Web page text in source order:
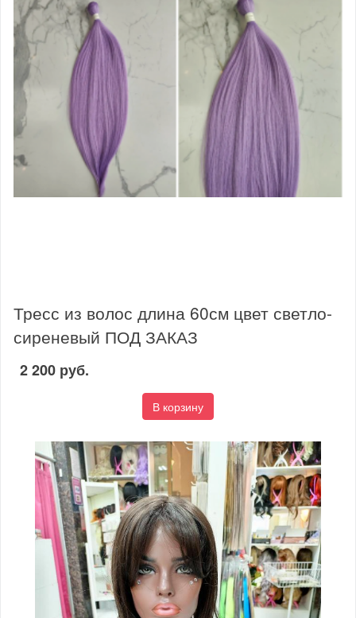
Тресс из волос длина 60см цвет светло-
сиреневый ПОД ЗАКАЗ
2 200 руб.
В корзину